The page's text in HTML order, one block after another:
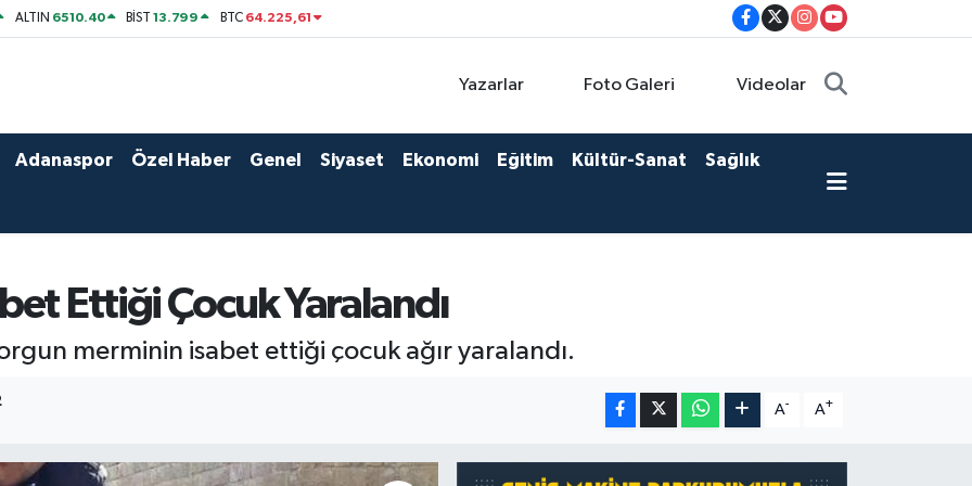
ALTIN 6510.40 BİST13.799 BTC 64.225,61
Yazarlar Foto Galeri Videolar
Adanaspor Özel Haber Genel Siyaset Ekonomi Eğitim Kültür-Sanat Sağlık
Ettiği Çocuk Yaralandı
merminin isabet ettiği çocuk ağır yaralandı.
A- A+